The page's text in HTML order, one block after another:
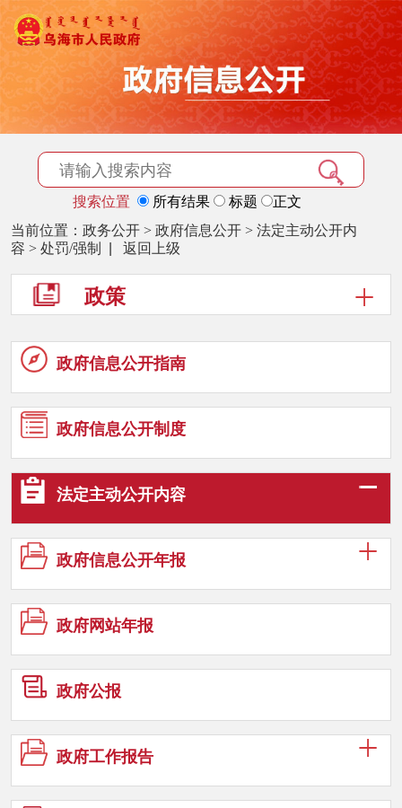
搜索位置 所有结果 标题
正文
当前位置： 政务公开 > 政府信息公开 > 法定主动公开内
容 > 处罚/强制 返回上级
政策
政府信息公开指南
政府信息公开制度
法定主动公开内容
政府信息公开年报
政府网站年报
政府公报
政府工作报告